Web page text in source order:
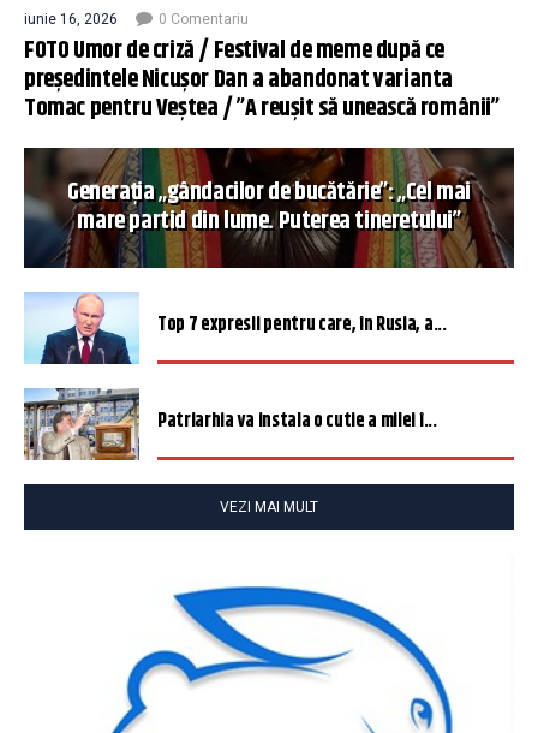
iunie 16, 2026 0 Comentariu
FOTO Umor de criză / Festival de meme după ce
președintele Nicușor Dan a abandonat varianta
Tomac pentru Veștea / ”A reușit să unească românii”
Generația „gândacilor de bucătărie”: „Cel mai
mare partid din lume. Puterea tineretului”
Top 7 expresii pentru care, în Rusia, a...
Patriarhia va instala o cutie a milei î...
VEZI MAI MULT